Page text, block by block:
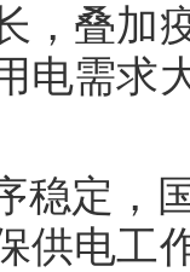
，叠加
电需求
稳定，
供电工